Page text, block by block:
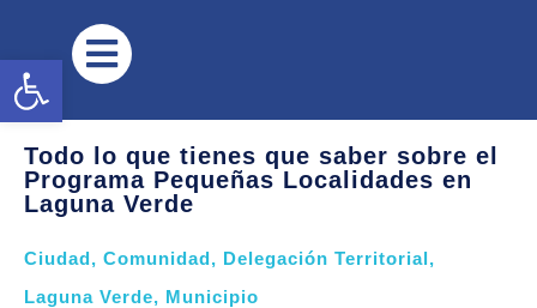
Abrir barra de herramientas
Todo lo que tienes que saber sobre el
Programa Pequeñas Localidades en
Laguna Verde
Ciudad, Comunidad, Delegación Territorial,
Laguna Verde, Municipio